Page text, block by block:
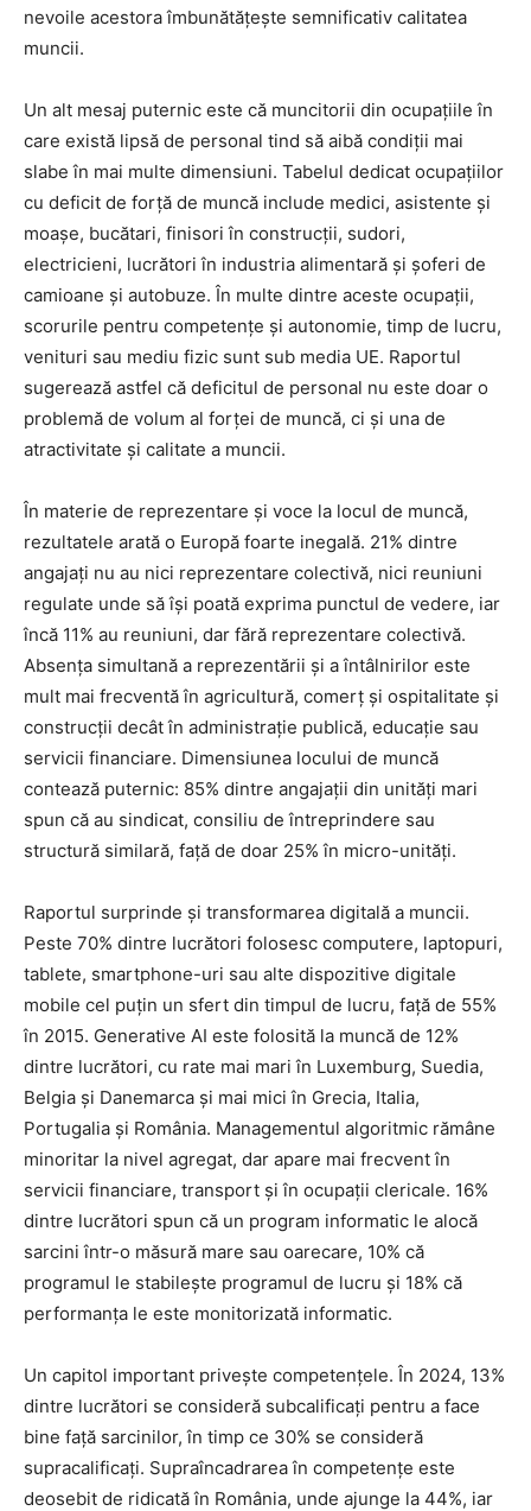
nevoile acestora îmbunătățește semnificativ calitatea
muncii.
Un alt mesaj puternic este că muncitorii din ocupațiile în
care există lipsă de personal tind să aibă condiții mai
slabe în mai multe dimensiuni. Tabelul dedicat ocupațiilor
cu deficit de forță de muncă include medici, asistente și
moașe, bucătari, finisori în construcții, sudori,
electricieni, lucrători în industria alimentară și șoferi de
camioane și autobuze. În multe dintre aceste ocupații,
scorurile pentru competențe și autonomie, timp de lucru,
venituri sau mediu fizic sunt sub media UE. Raportul
sugerează astfel că deficitul de personal nu este doar o
problemă de volum al forței de muncă, ci și una de
atractivitate și calitate a muncii.
În materie de reprezentare și voce la locul de muncă,
rezultatele arată o Europă foarte inegală. 21% dintre
angajați nu au nici reprezentare colectivă, nici reuniuni
regulate unde să își poată exprima punctul de vedere, iar
încă 11% au reuniuni, dar fără reprezentare colectivă.
Absența simultană a reprezentării și a întâlnirilor este
mult mai frecventă în agricultură, comerț și ospitalitate și
construcții decât în administrație publică, educație sau
servicii financiare. Dimensiunea locului de muncă
contează puternic: 85% dintre angajații din unități mari
spun că au sindicat, consiliu de întreprindere sau
structură similară, față de doar 25% în micro-unități.
Raportul surprinde și transformarea digitală a muncii.
Peste 70% dintre lucrători folosesc computere, laptopuri,
tablete, smartphone-uri sau alte dispozitive digitale
mobile cel puțin un sfert din timpul de lucru, față de 55%
în 2015. Generative AI este folosită la muncă de 12%
dintre lucrători, cu rate mai mari în Luxemburg, Suedia,
Belgia și Danemarca și mai mici în Grecia, Italia,
Portugalia și România. Managementul algoritmic rămâne
minoritar la nivel agregat, dar apare mai frecvent în
servicii financiare, transport și în ocupații clericale. 16%
dintre lucrători spun că un program informatic le alocă
sarcini într-o măsură mare sau oarecare, 10% că
programul le stabilește programul de lucru și 18% că
performanța le este monitorizată informatic.
Un capitol important privește competențele. În 2024, 13%
dintre lucrători se consideră subcalificați pentru a face
bine față sarcinilor, în timp ce 30% se consideră
supracalificați. Supraîncadrarea în competențe este
deosebit de ridicată în România, unde ajunge la 44%, iar